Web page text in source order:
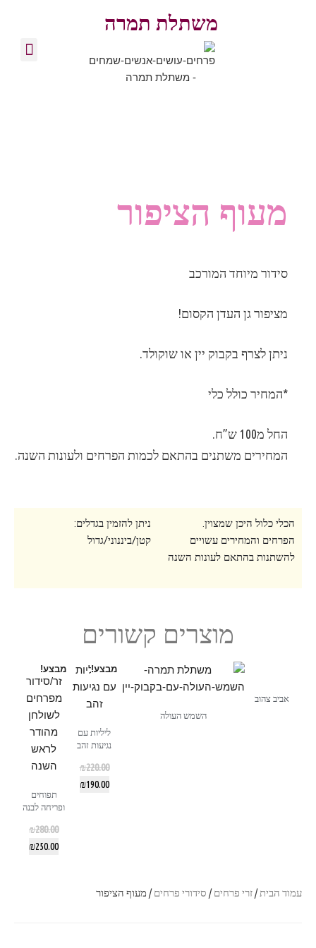
משתלת תמרה
מעוף הציפור
סידור מיוחד המורכב
מציפור גן העדן הקסום!
ניתן לצרף בקבוק יין או שוקולד.
*המחיר כולל כלי
החל מ100 ש”ח.
המחירים משתנים בהתאם לכמות הפרחים ולעונות השנה.
הכלי כלול היכן שמצוין.
הפרחים והמחירים עשויים
להשתנות בהתאם לעונות השנה
ניתן להזמין בגדלים:
קטן/ביננוני/גדול
מוצרים קשורים
אביב צהוב
השמש העולה
מבצע!
ליליות עם
נגיעות זהב
₪220.00
₪190.00
מבצע!
תפוחים
ופריחה לבנה
₪280.00
₪250.00
עמוד הבית/זרי פרחים/ סידורי פרחים/ מעוף הציפור